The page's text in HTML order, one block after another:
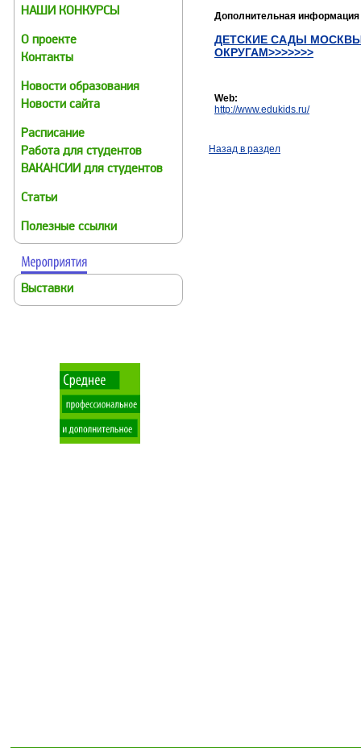
НАШИ КОНКУРСЫ
О проекте
Контакты
Новости образования
Новости сайта
Расписание
Работа для студентов
ВАКАНСИИ для студентов
Статьи
Полезные ссылки
Выставки
Дополнительная информация
ДЕТСКИЕ САДЫ
ОКРУГАМ>>>>>>>
Web:
http://www.edukids.ru/
Назад в раздел